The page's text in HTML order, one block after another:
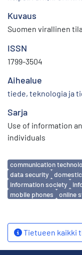
Kuvaus
Suomen virallinen
ISSN
1799-3504
Aihealue
tiede, teknologia ja
Sarja
Use of information
individuals
Avainsanat
communication
data security
information society
mobile phones
online
Tietueen kaikki